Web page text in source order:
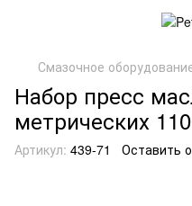
Смазочное
Набор пресс
метрических
Артикул: 439-71 Оставить